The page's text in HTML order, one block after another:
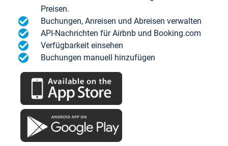
Preisen.
Buchungen, Anreisen und Abreisen verwalten
API-Nachrichten für Airbnb und Booking.com
Verfügbarkeit einsehen
Buchungen manuell hinzufügen